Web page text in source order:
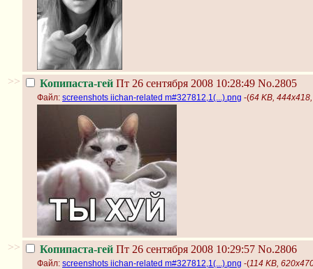
>> Копипаста-гей Пт 26 сентября 2008 10:28:49 No.2805
Файл: screenshots iichan-related m#327812,1(...).png -(64 KB,
>> Копипаста-гей Пт 26 сентября 2008 10:29:57 No.2806
Файл: screenshots iichan-related m#327812,1(...).png -(114 KB,